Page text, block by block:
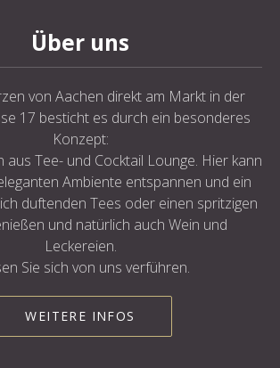
Über uns
von Aachen direkt am Markt in der
17 besticht es durch ein besonderes
Konzept:
aus Tee- und Cocktail Lounge. Hier kann
Ambiente entspannen und ein
duftenden Tees oder einen spritzigen
und natürlich auch Wein und
Leckereien.
Sie sich von uns verführen.
WEITERE INFOS